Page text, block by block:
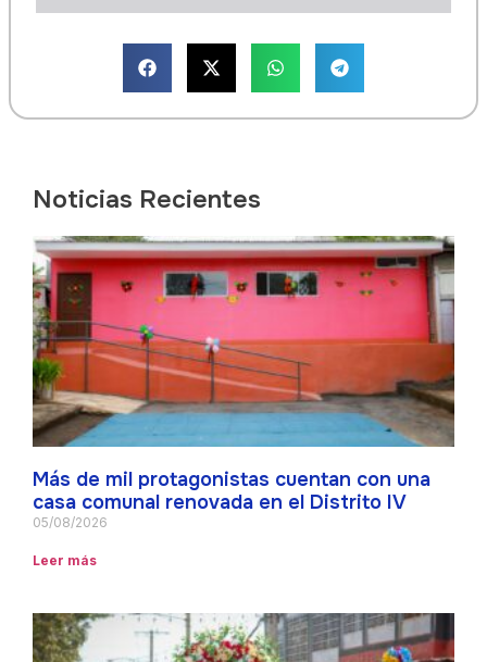
Noticias Recientes
Más de mil protagonistas cuentan con una
casa comunal renovada en el Distrito IV
05/08/2026
Leer más